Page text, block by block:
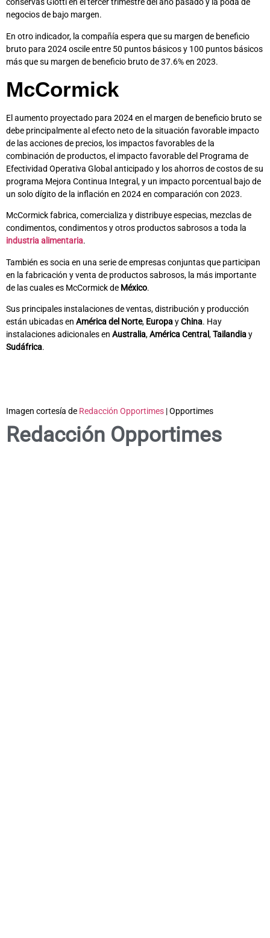
conservas Giotti en el tercer trimestre del año pasado y la poda de
negocios de bajo margen.
En otro indicador, la compañía espera que su margen de beneficio
bruto para 2024 oscile entre 50 puntos básicos y 100 puntos básicos
más que su margen de beneficio bruto de 37.6% en 2023.
McCormick
El aumento proyectado para 2024 en el margen de beneficio bruto se
debe principalmente al efecto neto de la situación favorable impacto
de las acciones de precios, los impactos favorables de la
combinación de productos, el impacto favorable del Programa de
Efectividad Operativa Global anticipado y los ahorros de costos de su
programa Mejora Continua Integral, y un impacto porcentual bajo de
un solo dígito de la inflación en 2024 en comparación con 2023.
McCormick fabrica, comercializa y distribuye especias, mezclas de
condimentos, condimentos y otros productos sabrosos a toda la
industria alimentaria.
También es socia en una serie de empresas conjuntas que participan
en la fabricación y venta de productos sabrosos, la más importante
de las cuales es McCormick de México.
Sus principales instalaciones de ventas, distribución y producción
están ubicadas en América del Norte, EuropayChina. Hay
instalaciones adicionales en Australia,AméricaCentral,Tailandiay
Sudáfrica.
Imagen cortesía de Redacción Opportimes | Opportimes
Redacción Opportimes